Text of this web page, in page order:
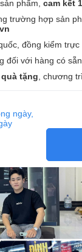
phẩm, cam kết
trường hợp sản
đồng kiểm trực
đối với hàng có
tặng , chương
ngày,